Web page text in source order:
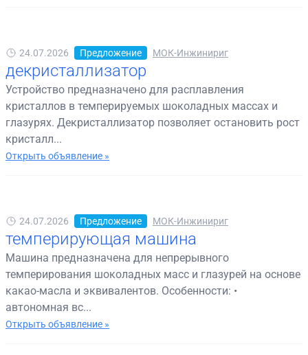
24.07.2026 Предложение МОК-Инжинириг
декристаллизатор
Устройство предназначено для расплавления
кристаллов в темперируемых шоколадных массах и
глазурях. Декристаллизатор позволяет остановить рост
кристалл...
Открыть объявление »
24.07.2026 Предложение МОК-Инжинириг
темперирующая машина
Машина предназначена для непрерывного
темперирования шоколадных масс и глазурей на основе
какао-масла и эквивалентов. Особенности: •
автономная вс...
Открыть объявление »